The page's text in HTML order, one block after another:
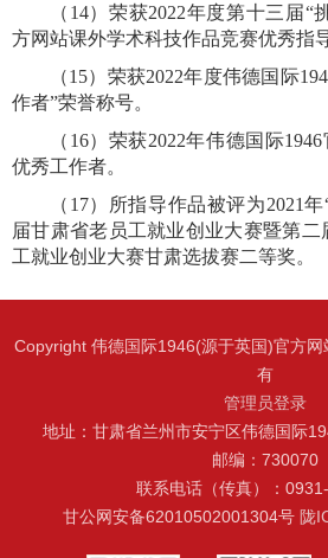
（ 14）荣获2022年度第十三届“
方网站课外学术科技作品竞赛优秀指
（1 5）荣获2022年度伟德国际
作者”荣誉称号。
（ 16）荣获2022年伟德国际
优秀工作者。
（ 1 7）所指导作品被评为2021年
届甘肃省老员工就业创业大赛暨第
工就业创业大赛甘肃选拔赛二等奖。
Copyright 伟德国际1946(源于英国)官方
有
管理员登录
地址：甘肃省兰州市安宁区伟德国际
邮编：730070
联系电话（传真）：
甘公网安备62010502001304号 陇